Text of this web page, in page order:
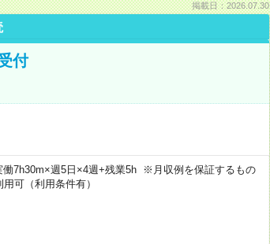
掲載日：2026.07.30
付
7h30m×週5日×4週+残業5h ※月収例を保証するもの
可（利用条件有）